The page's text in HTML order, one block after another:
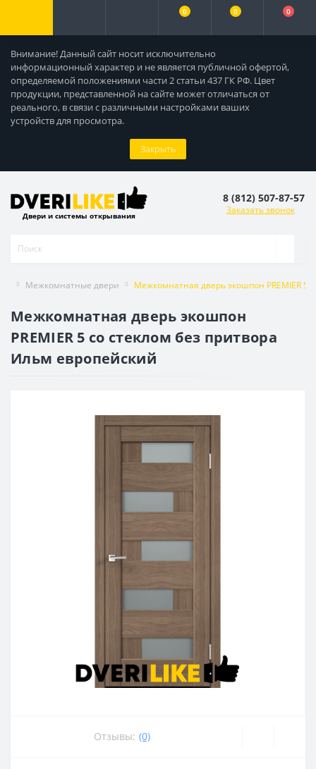
Внимание! Данный сайт носит исключительно
информационный характер и не является публичной офертой,
определяемой положениями части 2 статьи 437 ГК РФ. Цвет
продукции, представленной на сайте может отличаться от
реального, в связи с различными настройками ваших
устройств для просмотра.
Закрыть
0 0 0
Двери и системы открывания
8 (812) 507-87-57
Заказать звонок
Межкомнатные двери Межкомнатная дверь экошпон PREMIER 5
Межкомнатная дверь экошпон
PREMIER 5 со стеклом без притвора
Ильм европейский
Отзывы: (0)